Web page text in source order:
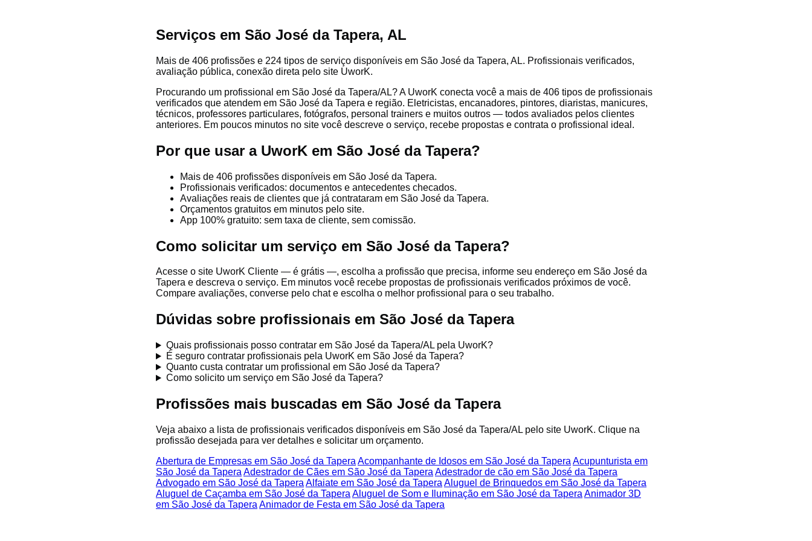
Serviços em São José da Tapera, AL
Mais de 406 profissões e 224 tipos de serviço disponíveis em São José da Tapera, AL. Profissionais verificados,
avaliação pública, conexão direta pelo site UworK.
Procurando um profissional em São José da Tapera/AL? A UworK conecta você a mais de 406 tipos de profissionais
verificados que atendem em São José da Tapera e região. Eletricistas, encanadores, pintores, diaristas, manicures,
técnicos, professores particulares, fotógrafos, personal trainers e muitos outros — todos avaliados pelos clientes
anteriores. Em poucos minutos no site você descreve o serviço, recebe propostas e contrata o profissional ideal.
Por que usar a UworK em São José da Tapera?
Mais de 406 profissões disponíveis em São José da Tapera.
Profissionais verificados: documentos e antecedentes checados.
Avaliações reais de clientes que já contrataram em São José da Tapera.
Orçamentos gratuitos em minutos pelo site.
App 100% gratuito: sem taxa de cliente, sem comissão.
Como solicitar um serviço em São José da Tapera?
Acesse o site UworK Cliente — é grátis —, escolha a profissão que precisa, informe seu endereço em São José da
Tapera e descreva o serviço. Em minutos você recebe propostas de profissionais verificados próximos de você.
Compare avaliações, converse pelo chat e escolha o melhor profissional para o seu trabalho.
Dúvidas sobre profissionais em São José da Tapera
Quais profissionais posso contratar em São José da Tapera/AL pela UworK?
É seguro contratar profissionais pela UworK em São José da Tapera?
Quanto custa contratar um profissional em São José da Tapera?
Como solicito um serviço em São José da Tapera?
Profissões mais buscadas em São José da Tapera
Veja abaixo a lista de profissionais verificados disponíveis em São José da Tapera/AL pelo site UworK. Clique na
profissão desejada para ver detalhes e solicitar um orçamento.
Abertura de Empresas em São José da Tapera Acompanhante de Idosos em São José da Tapera Acupunturista em
São José da Tapera Adestrador de Cães em São José da Tapera Adestrador de cão em São José da Tapera
Advogado em São José da Tapera Alfaiate em São José da Tapera Aluguel de Brinquedos em São José da Tapera
Aluguel de Caçamba em São José da Tapera Aluguel de Som e Iluminação em São José da Tapera Animador 3D
em São José da Tapera Animador de Festa em São José da Tapera